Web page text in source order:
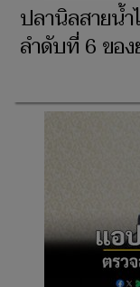
ปลานิลสายน้
ลำดับที่ 6 ของ